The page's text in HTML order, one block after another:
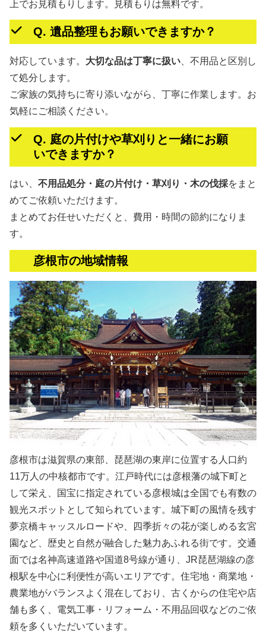
上でお見積もりします。見積もりは無料です。
Q. 遺品整理もお願いできますか？
対応しています。 大切な品は丁寧に扱い、不用品と区別し
て処分します。
ご家族の気持ちに寄り添いながら、丁寧に作業します。お
気軽にご相談ください。
Q. 庭の片付けや草刈りと一緒にお願
いできますか？
はい、 不用品処分・庭の片付け・草刈り・木の伐採をまと
めてご依頼いただけます。
まとめてお任せいただくと、費用・時間の節約になりま
す。
彦根市の地域情報
彦根市は滋賀県の東部、琵琶湖の東岸に位置する人口約
11万人の中核都市です。江戸時代には彦根藩の城下町と
して栄え、国宝に指定されている彦根城は全国でも有数の
観光スポットとして知られています。城下町の風情を残す
夢京橋キャッスルロードや、四季折々の花が楽しめる玄宮
園など、歴史と自然が融合した魅力あふれる街です。交通
面では名神高速道路や国道8号線が通り、JR琵琶湖線の彦
根駅を中心に利便性が高いエリアです。住宅地・商業地・
農業地がバランスよく混在しており、古くからの住宅や店
舗も多く、電気工事・リフォーム・不用品回収などのご依
頼を多くいただいています。